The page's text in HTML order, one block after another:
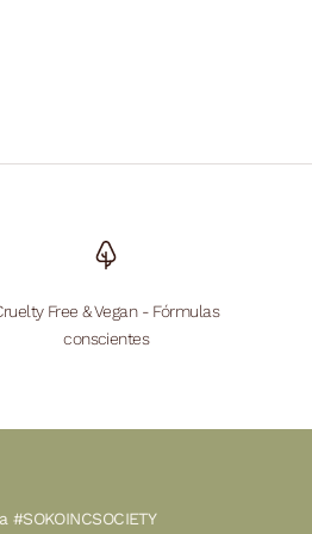
Free & Vegan - Fórmulas
conscientes
#SOKOINCSOCIETY